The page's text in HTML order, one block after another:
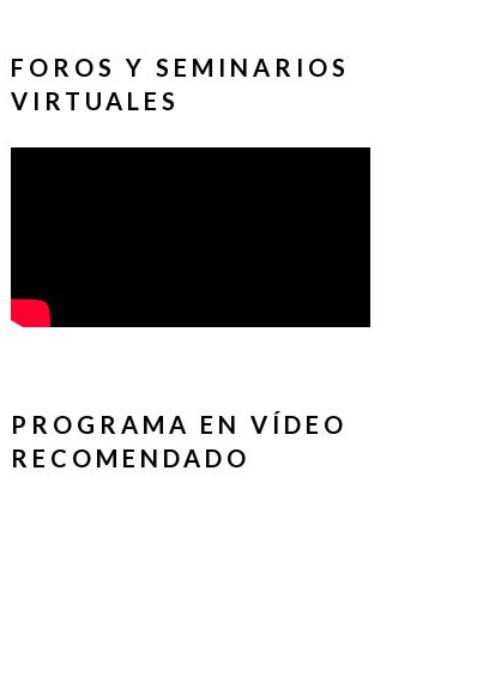
FOROS Y SEMINARIOS
VIRTUALES
PROGRAMA EN VÍDEO
RECOMENDADO